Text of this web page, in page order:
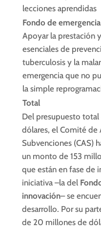
lecciones aprendidas
Fondo de emergencia
Apoyar la prestación
esenciales de
tuberculosis y la
emergencia que no
la simple
Total
Del presupuesto
dólares, el Comité de
Subvenciones (CAS)
un monto de 153
que están en fase de
iniciativa –la del
innovación– se
desarrollo. Por su
de 20 millones de